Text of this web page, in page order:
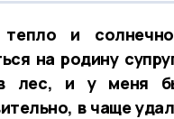
и
на родину
в лес, и у меня
в чаще